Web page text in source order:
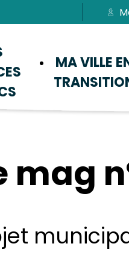
Passer
MA VILLE
mag